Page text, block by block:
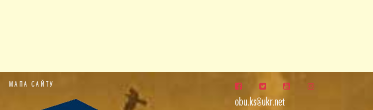
МАПА САЙТУ
obu.ks@ukr.net